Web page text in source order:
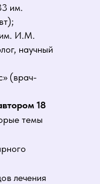
им.
И.М.
научный
(врач-
18
темы
лечения